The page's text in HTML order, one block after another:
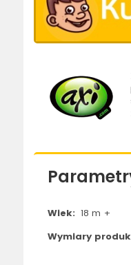
Wiek: 18 m +
Wymiary